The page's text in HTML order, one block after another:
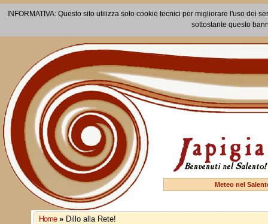
INFORMATIVA: Questo sito utilizza solo cookie tecnici per migliorare l'uso dei
sottostante questo
Meteo nel
Home » Dillo alla Rete!